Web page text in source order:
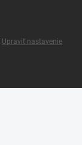
Upraviť nastavenie